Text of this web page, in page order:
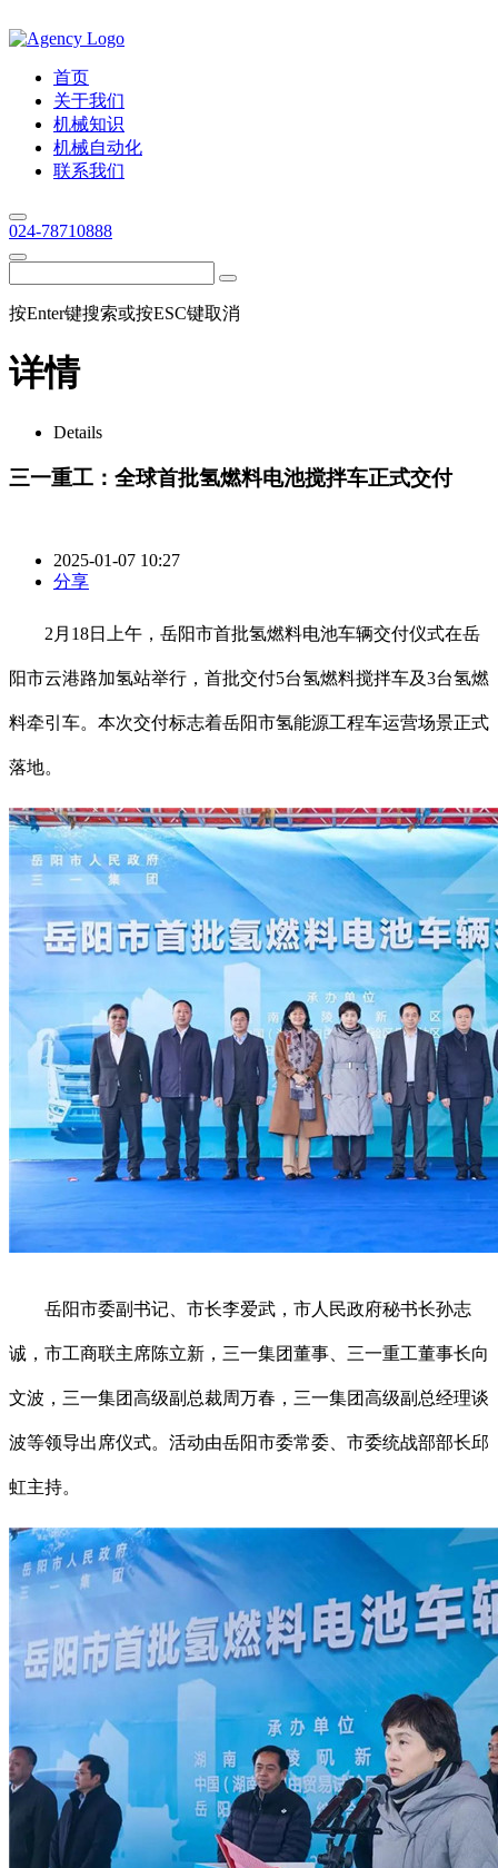
首页
关于我们
机械知识
机械自动化
联系我们
024-78710888
按Enter键搜索或按ESC键取消
详情
Details
三一重工：全球首批氢燃料电池搅拌车正式交付
2025-01-07 10:27
分享
2月18日上午，岳阳市首批氢燃料电池车辆交付仪式在岳
阳市云港路加氢站举行，首批交付5台氢燃料搅拌车及3台氢燃
料牵引车。本次交付标志着岳阳市氢能源工程车运营场景正式
落地。
岳阳市委副书记、市长李爱武，市人民政府秘书长孙志
诚，市工商联主席陈立新，三一集团董事、三一重工董事长向
文波，三一集团高级副总裁周万春，三一集团高级副总经理谈
波等领导出席仪式。活动由岳阳市委常委、市委统战部部长邱
虹主持。